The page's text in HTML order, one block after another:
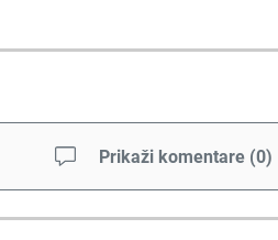
Prikaži komentare (0)